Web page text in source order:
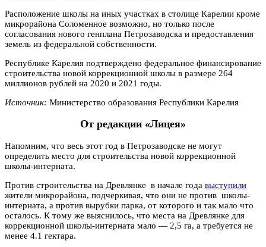
Расположение школы на иных участках в столице Карелии кроме
микрорайона Соломенное возможно, но только после
согласования нового генплана Петрозаводска и предоставления
земель из федеральной собственности.
Республике Карелия подтверждено федеральное финансирование
строительства новой коррекционной школы в размере 264
миллионов рублей на 2020 и 2021 годы.
Источник: Министерство образования Республики Карелия
От редакции «Лицея»
Напомним, что весь этот год в Петрозаводске не могут
определить место для строительства новой коррекционной
школы-интерната.
Против строительства на Древлянке в начале года выступили
жители микрорайона, подчеркивая, что они не против школы-
интерната, а против вырубки парка, от которого и так мало что
осталось. К тому же выяснилось, что места на Древлянке для
коррекционной школы-интерната мало — 2,5 га, а требуется не
менее 4.1 гектара.